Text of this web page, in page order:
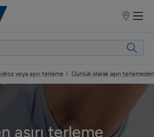
Satış
veya aşırı terleme Günlük olarak aşırı terlemeden
aşırı terleme